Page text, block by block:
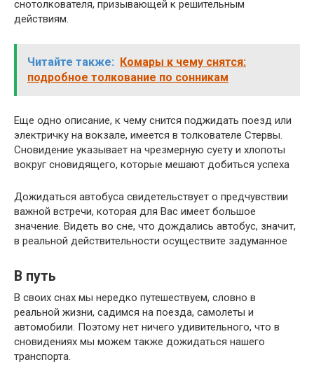
снотолкователя, призывающей к решительным
действиям.
Читайте также: Комары к чему снятся:
подробное толкование по сонникам
Еще одно описание, к чему снится поджидать поезд или
электричку на вокзале, имеется в толкователе Стервы.
Сновидение указывает на чрезмерную суету и хлопоты
вокруг сновидящего, которые мешают добиться успеха
Дожидаться автобуса свидетельствует о предчувствии
важной встречи, которая для Вас имеет большое
значение. Видеть во сне, что дождались автобус, значит,
в реальной действительности осуществите задуманное
В путь
В своих снах мы нередко путешествуем, словно в
реальной жизни, садимся на поезда, самолеты и
автомобили. Поэтому нет ничего удивительного, что в
сновидениях мы можем также дожидаться нашего
транспорта.